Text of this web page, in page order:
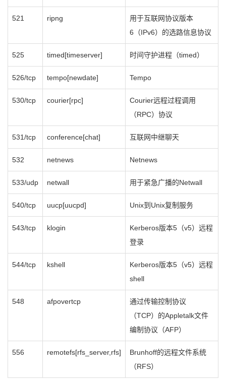
521 ripng
用于互联网协议版本
6（IPv6）的选路信息协议
525 timed[timeserver] 时间守护进程（timed）
526/tcp tempo[newdate] Tempo
530/tcp courier[rpc]
Courier远程过程调用
（RPC）协议
531/tcp conference[chat] 互联网中继聊天
532 netnews Netnews
533/udp netwall 用于紧急广播的Netwall
540/tcp uucp[uucpd] Unix到Unix复制服务
543/tcp klogin
Kerberos版本5（v5）远程
登录
544/tcp kshell
Kerberos版本5（v5）远程
shell
548 afpovertcp
通过传输控制协议
（TCP）的Appletalk文件
编制协议（AFP）
556 remotefs[rfs_server,rfs]
Brunhoff的远程文件系统
（RFS）